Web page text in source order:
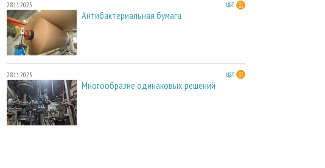
28.11.2025 ЦБП
Антибактериальная бумага
28.11.2025 ЦБП
Многообразие одинаковых решений